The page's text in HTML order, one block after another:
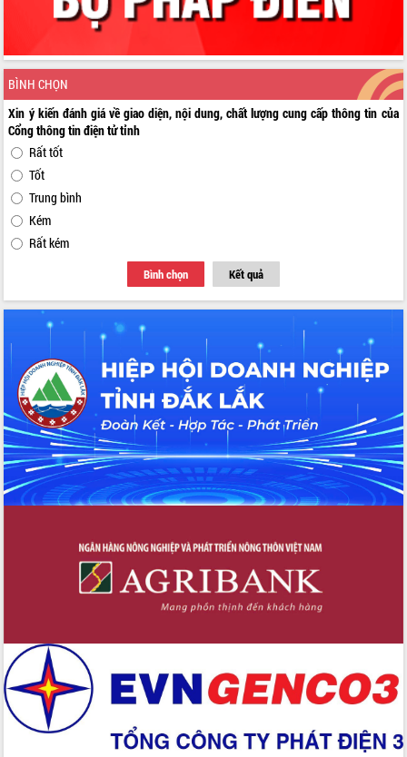
BÌNH CHỌN
Xin ý kiến đánh giá về giao diện, nội dung, chất lượng cung cấp thông tin của
Cổng thông tin điện tử tỉnh
Rất tốt
Tốt
Trung bình
Kém
Rất kém
Bình chọn Kết quả